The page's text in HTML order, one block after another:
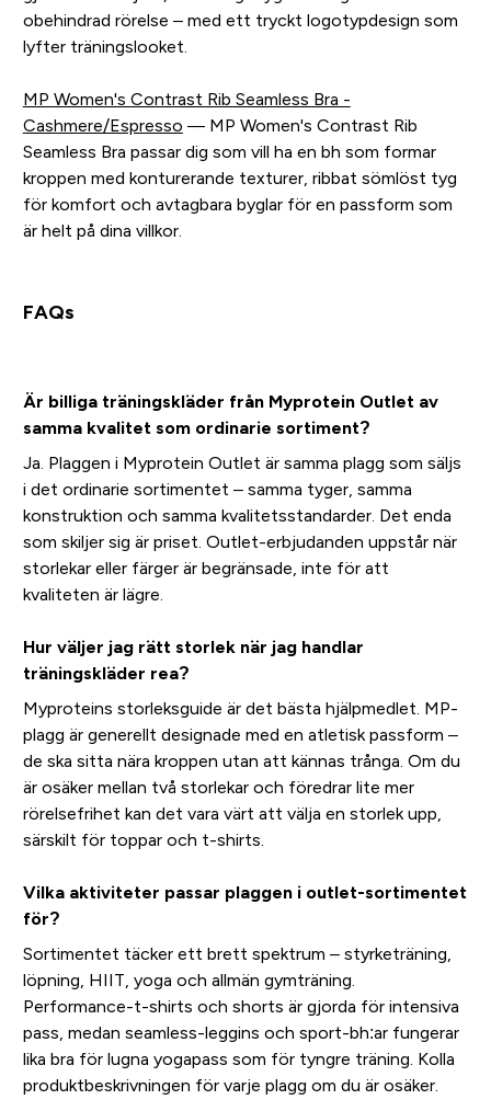
obehindrad rörelse – med ett tryckt logotypdesign som
lyfter träningslooket.
MP Women's Contrast Rib Seamless Bra -
Cashmere/Espresso — MP Women's Contrast Rib
Seamless Bra passar dig som vill ha en bh som formar
kroppen med konturerande texturer, ribbat sömlöst tyg
för komfort och avtagbara byglar för en passform som
är helt på dina villkor.
FAQs
Är billiga träningskläder från Myprotein Outlet av
samma kvalitet som ordinarie sortiment?
Ja. Plaggen i Myprotein Outlet är samma plagg som säljs
i det ordinarie sortimentet – samma tyger, samma
konstruktion och samma kvalitetsstandarder. Det enda
som skiljer sig är priset. Outlet-erbjudanden uppstår när
storlekar eller färger är begränsade, inte för att
kvaliteten är lägre.
Hur väljer jag rätt storlek när jag handlar
träningskläder rea?
Myproteins storleksguide är det bästa hjälpmedlet. MP-
plagg är generellt designade med en atletisk passform –
de ska sitta nära kroppen utan att kännas trånga. Om du
är osäker mellan två storlekar och föredrar lite mer
rörelsefrihet kan det vara värt att välja en storlek upp,
särskilt för toppar och t-shirts.
Vilka aktiviteter passar plaggen i outlet-sortimentet
för?
Sortimentet täcker ett brett spektrum – styrketräning,
löpning, HIIT, yoga och allmän gymträning.
Performance-t-shirts och shorts är gjorda för intensiva
pass, medan seamless-leggins och sport-bh:ar fungerar
lika bra för lugna yogapass som för tyngre träning. Kolla
produktbeskrivningen för varje plagg om du är osäker.